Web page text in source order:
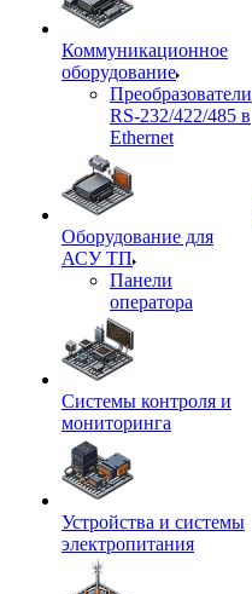
Коммуникационное
оборудование
Преобразователи
RS-232/422/485 в
Ethernet
Оборудование для
АСУ ТП
Панели
оператора
Системы контроля и
мониторинга
Устройства и системы
электропитания